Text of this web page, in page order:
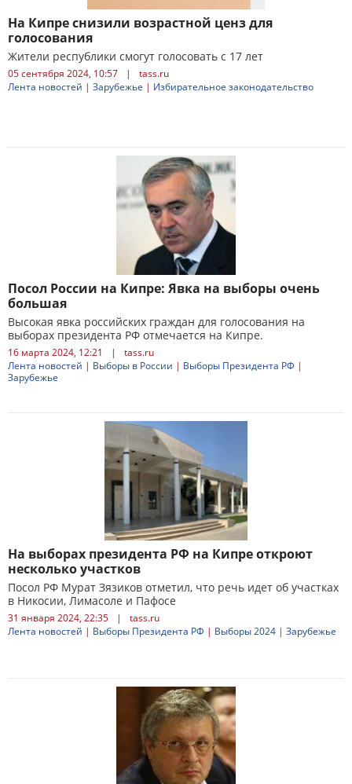
На Кипре снизили возрастной ценз для
голосования
Жители республики смогут голосовать с 17 лет
05 сентября 2024, 10:57 |
tass.ru
Лента новостей | Зарубежье | Избирательное законодательство
Посол России на Кипре: Явка на выборы очень
большая
Высокая явка российских граждан для голосования на
выборах президента РФ отмечается на Кипре.
16 марта 2024, 12:21 |
tass.ru
Лента новостей | Выборы в России | Выборы Президента РФ |
Зарубежье
На выборах президента РФ на Кипре откроют
несколько участков
Посол РФ Мурат Зязиков отметил, что речь идет об участках
в Никосии, Лимасоле и Пафосе
31 января 2024, 22:35 |
tass.ru
Лента новостей | Выборы Президента РФ | Выборы 2024 | Зарубежье